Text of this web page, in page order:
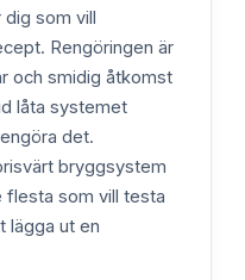
som vill
Rengöringen är
och smidig åtkomst
låta systemet
det.
bryggsystem
som vill testa
lägga ut en